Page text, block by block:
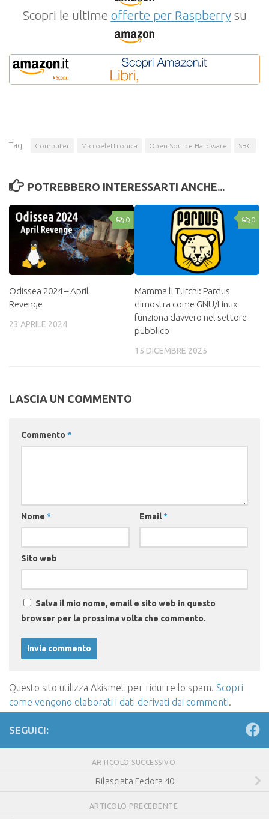
Scopri le ultime offerte per Raspberrysu
Tag: Computer Microelettronica Open Source Hardware SBC
POTREBBERO INTERESSARTI ANCHE...
0
Odissea 2024 – April
Revenge
23 APRILE 2024
0
Mamma li Turchi: Pardus
dimostra come GNU/Linux
funziona davvero nel settore
pubblico
15 DICEMBRE 2025
LASCIA UN COMMENTO
Commento *
Nome * Email*
Sito web
Salva il mio nome, email e sito web in questo
browser per la prossima volta che commento.
Questo sito utilizza Akismet per ridurre lo spam. Scopri
come vengono elaborati i dati derivati dai commenti.
SEGUICI:
ARTICOLO SUCCESSIVO
Rilasciata Fedora 40
ARTICOLO PRECEDENTE